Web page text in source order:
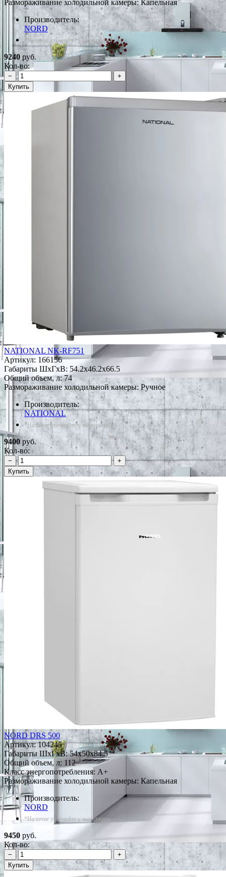
Размораживание холодильной камеры: Капельная
Производитель:
NORD
*Наличие уточняйте у менеджера
9240 руб.
Кол-во:
−
+
Купить
NATIONAL NK-RF751
Артикул: 166156
Габариты ШxГxВ: 54.2x46.2x66.5
Общий объем, л: 74
Размораживание холодильной камеры: Ручное
Производитель:
NATIONAL
*Наличие уточняйте у менеджера
9400 руб.
Кол-во:
−
+
Купить
NORD DRS 500
Артикул:104245
Габариты ШxГxВ: 54x50x84.5
Общий объем, л: 112
Класс энергопотребления: A+
Размораживание холодильной камеры: Капельная
Производитель:
NORD
*Наличие уточняйте у менеджера
9450 руб.
Кол-во:
−
+
Купить